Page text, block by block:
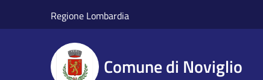
Regione Lombardia
Comune di Noviglio